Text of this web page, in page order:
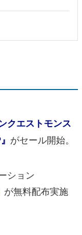
クエストモンス
がセール開始。
ション
が無料配布実施